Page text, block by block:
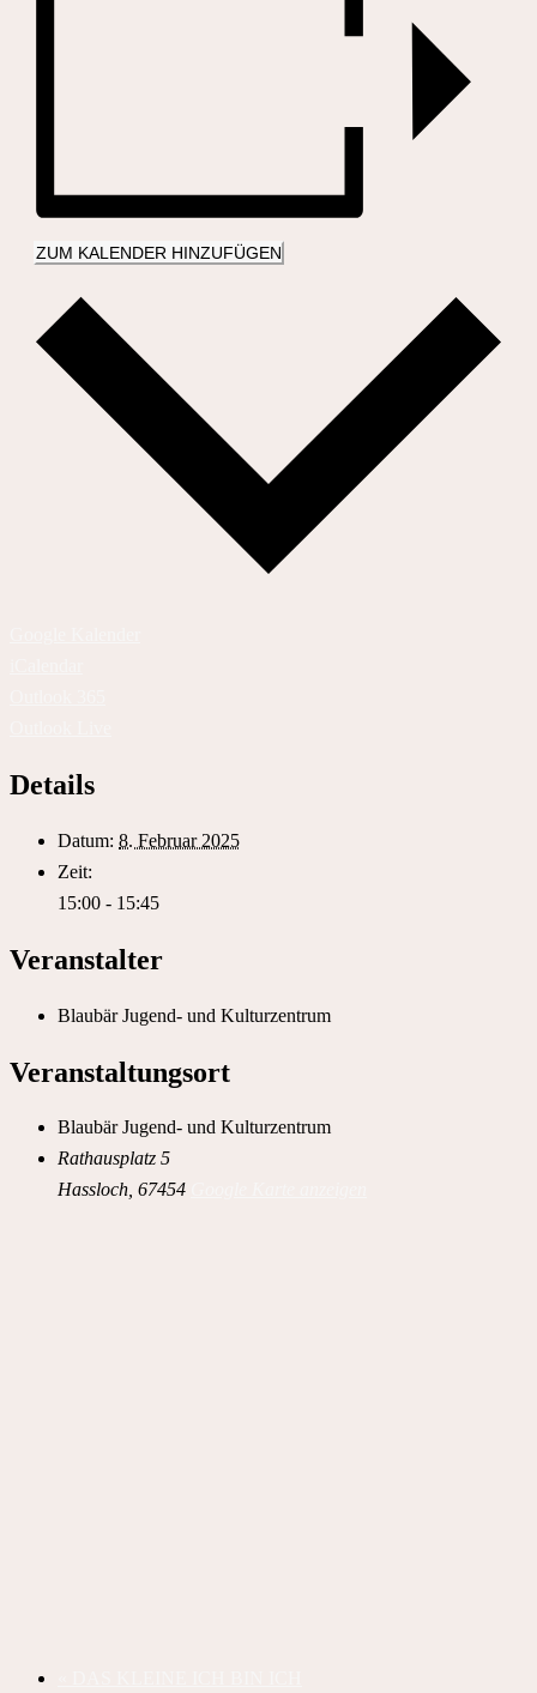
ZUM KALENDER HINZUFÜGEN
Details
Datum: 8. Februar 2025
Zeit:
15:00 - 15:45
Veranstalter
Blaubär Jugend- und Kulturzentrum
Veranstaltungsort
Blaubär Jugend- und Kulturzentrum
Rathausplatz 5
Hassloch, 67454